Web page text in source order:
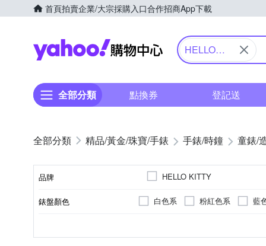
首頁拍賣企業/大宗採購入口合作招商App下載
Yahoo購物中心
HELLO
全部分類 點換券 登記送
精品/黃金/珠寶/手錶 手錶/時鐘 童錶/
品牌 HELLO KITTY
錶盤顏色 白色系 粉紅色系 藍